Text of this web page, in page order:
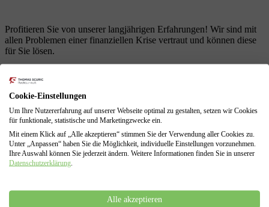
Profitieren Sie von unserer langjährigen Erfahrungen! Wir sind mit
allen Problemen einer finanziellen Krise vertraut und können diese
für Sie lösen.
Führung sämtlicher Verhandlungen mit den Gläubigern
Erarbeitung von Lösungen zur Vermeidung des
Insolvenzverfahrens
Insolvenzantragsstellung und Begleitung durch das
Insolvenzverfahren
Vertretung gegenüber dem Insolvenzgericht und dem
Insolvenzverwalter
Cookie-Einstellungen
Um Ihre Nutzererfahrung auf unserer Webseite optimal zu gestalten, setzen wir Cookies
für funktionale, statistische und Marketingzwecke ein.
Mit einem Klick auf „Alle akzeptieren“ stimmen Sie der Verwendung aller Cookies zu.
Unter „Anpassen“ haben Sie die Möglichkeit, individuelle Einstellungen vorzunehmen.
Ihre Auswahl können Sie jederzeit ändern. Weitere Informationen finden Sie in unserer
Datenschutzerklärung
Alle akzeptieren